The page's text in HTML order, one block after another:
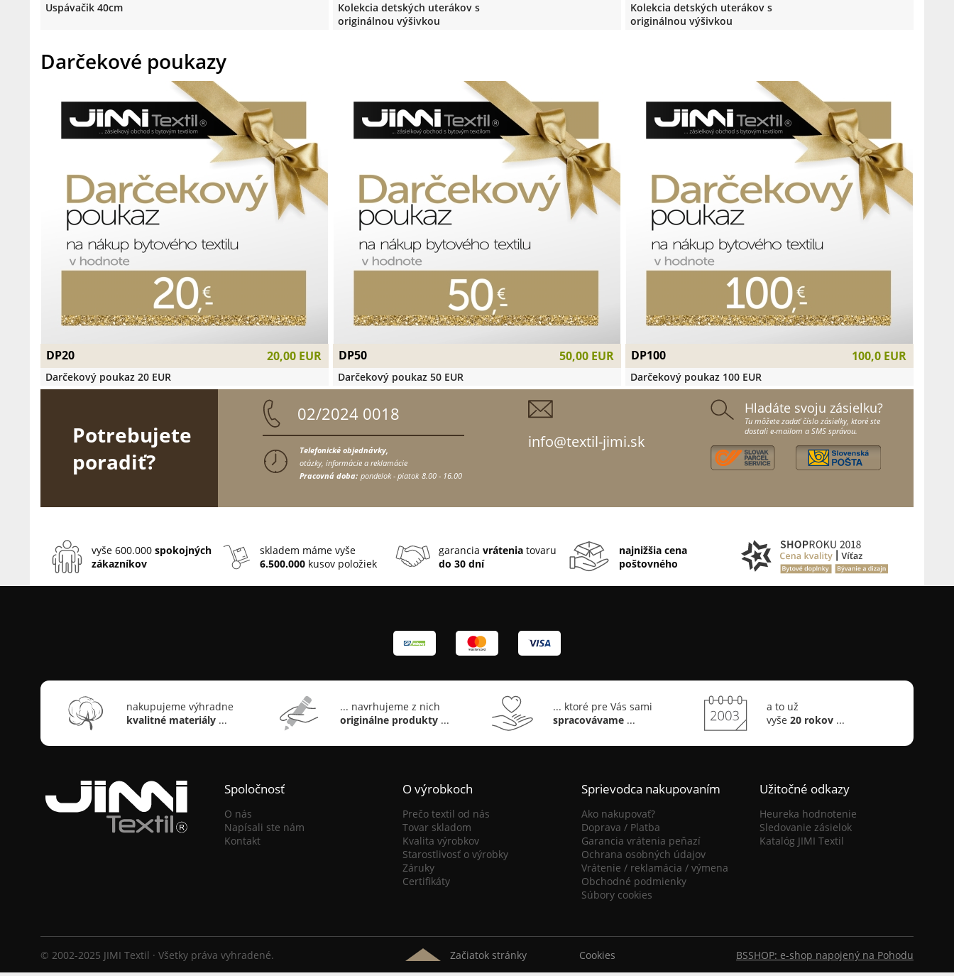
Uspávačik 40cm
Kolekcia detských uterákov s
originálnou výšivkou
Kolekcia detských uterákov s
originálnou výšivkou
DP20 20,00 EUR
Darčekový poukaz 20 EUR
DP50 50,00 EUR
Darčekový poukaz 50 EUR
DP100 100,0 EUR
Darčekový poukaz 100 EUR
Darčekové poukazy
Potrebujete
poradiť?
02/2024 0018
Telefonické objednávky,
otázky, informácie a reklamácie
Pracovná doba: pondelok - piatok 8.00 - 16.00
info@textil-jimi.sk
Hladáte svoju zásielku?
Tu môžete zadať číslo zásielky, ktoré ste
dostali e-mailom a SMS správou.
vyše 600.000spokojných
zákazníkov
skladem máme vyše
6.500.000kusov položiek
garanciavrátenia tovaru
do 30 dní
najnižšia cena
poštovného
Spoločnosť
O nás
Napísali ste nám
Kontakt
O výrobkoch
Prečo textil od nás
Tovar skladom
Kvalita výrobkov
Starostlivosť o výrobky
Záruky
Certifikáty
Sprievodca nakupovaním
Ako nakupovať?
Doprava / Platba
Garancia vrátenia peňazí
Ochrana osobných údajov
Vrátenie / reklamácia / výmena
Obchodné podmienky
Súbory cookies
Užitočné odkazy
Heureka hodnotenie
Sledovanie zásielok
Katalóg JIMI Textil
© 2002-2025 JIMI Textil · Všetky práva vyhradené. Začiatok stránky BSSHOP: e-shop napojený na Pohodu
Cookies
nakupujeme výhradne
kvalitné materiály ...
... navrhujeme z nich
originálne produkty...
... ktoré pre Vás sami
spracovávame ...
a to už
vyše 20 rokov...